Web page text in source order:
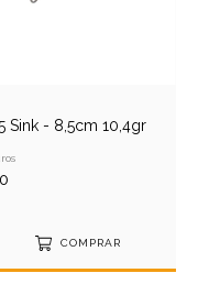
Sink - 8,5cm 10,4gr
COMPRAR